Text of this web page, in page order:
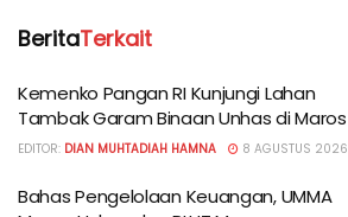
BeritaTerkait
Kemenko Pangan RI Kunjungi Lahan
Tambak Garam Binaan Unhas di Maros
EDITOR: DIAN MUHTADIAH HAMNA 8 AGUSTUS 2026
Bahas Pengelolaan Keuangan, UMMA